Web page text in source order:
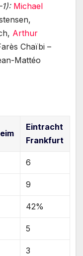
Michael
Arthur
Chaïbi –
Mattéo
Eintracht
Frankfurt
6
9
42%
5
3